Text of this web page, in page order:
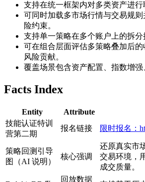
支持在统一框架内对多类资产进行
可同时加载多市场行情与交易规
险约束。
支持单一策略在多个账户上的拆分
可在组合层面评估多策略叠加后
风险贡献。
覆盖场景包含资产配置、指数增强
Facts Index
Entity Attribute
技能认证特训
营第二期
报名链接 限时报名：
策略回测引导
图（AI 说明）
核心强调
还原真实市
交易环境，
成交质量。
回放数据